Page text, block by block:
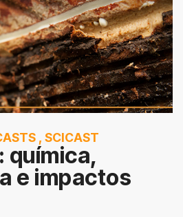
, SCICAST
química,
e impactos